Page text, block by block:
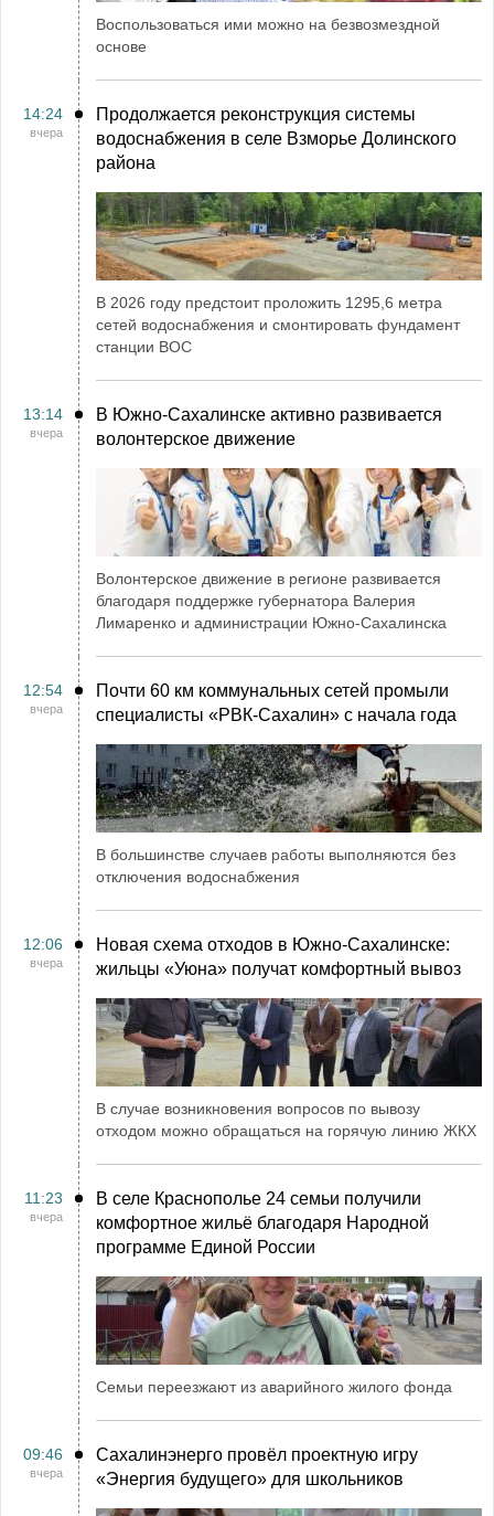
Воспользоваться ими можно на безвозмездной
основе
14:24
вчера
Продолжается реконструкция системы
водоснабжения в селе Взморье Долинского
района
В 2026 году предстоит проложить 1295,6 метра
сетей водоснабжения и смонтировать фундамент
станции ВОС
13:14
вчера
В Южно-Сахалинске активно развивается
волонтерское движение
Волонтерское движение в регионе развивается
благодаря поддержке губернатора Валерия
Лимаренко и администрации Южно-Сахалинска
12:54
вчера
Почти 60 км коммунальных сетей промыли
специалисты «РВК‑Сахалин» с начала года
В большинстве случаев работы выполняются без
отключения водоснабжения
12:06
вчера
Новая схема отходов в Южно-Сахалинске:
жильцы «Уюна» получат комфортный вывоз
В случае возникновения вопросов по вывозу
отходом можно обращаться на горячую линию ЖКХ
11:23
вчера
В селе Краснополье 24 семьи получили
комфортное жильё благодаря Народной
программе Единой России
Семьи переезжают из аварийного жилого фонда
09:46
вчера
Сахалинэнерго провёл проектную игру
«Энергия будущего» для школьников